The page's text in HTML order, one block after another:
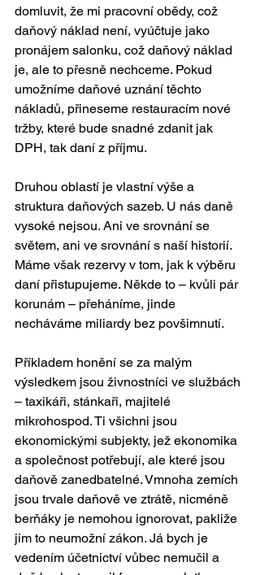
domluvit, že mi pracovní obědy, což
daňový náklad není, vyúčtuje jako
pronájem salonku, což daňový náklad
je, ale to přesně nechceme. Pokud
umožníme daňové uznání těchto
nákladů, přineseme restauracím nové
tržby, které bude snadné zdanit jak
DPH, tak daní z příjmu.
Druhou oblastí je vlastní výše a
struktura daňových sazeb. U nás daně
vysoké nejsou. Ani ve srovnání se
světem, ani ve srovnání s naší historií.
Máme však rezervy v tom, jak k výběru
daní přistupujeme. Někde to – kvůli pár
korunám – přeháníme, jinde
necháváme miliardy bez povšimnutí.
Příkladem honění se za malým
výsledkem jsou živnostníci ve službách
– taxikáři, stánkaři, majitelé
mikrohospod. Ti všichni jsou
ekonomickými subjekty, jež ekonomika
a společnost potřebují, ale které jsou
daňově zanedbatelné. Vmnoha zemích
jsou trvale daňově ve ztrátě, nicméně
berňáky je nemohou ignorovat, pakliže
jim to neumožní zákon. Já bych je
vedením účetnictví vůbec nemučil a